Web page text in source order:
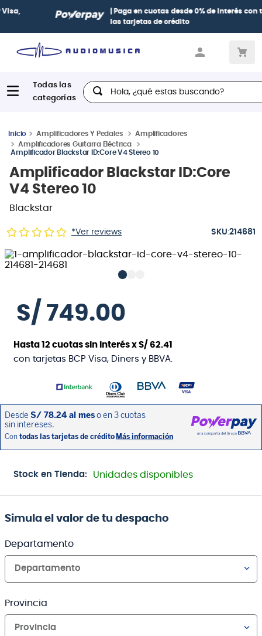
| Paga en cuotasdesde 0% de interéscon todas
las tarjetas de crédito
Hola, ¿qué estas buscando?
Amplificadores Y Pedales
Amplificadores
Amplificadores Guitarra Eléctrica
Amplificador Blackstar ID:Core V4 Stereo 10
Amplificador Blackstar ID:Core
V4 Stereo 10
Blackstar
*Ver reviews :214681
S/ 749.00
Hasta12 cuotas sin interés xS/ 62.41
con tarjetas BCP Visa, Diners y BBVA.
Stock en Tienda: Unidades disponibles
Simula el valor de tu despacho
Departamento
Departamento
Provincia
Provincia